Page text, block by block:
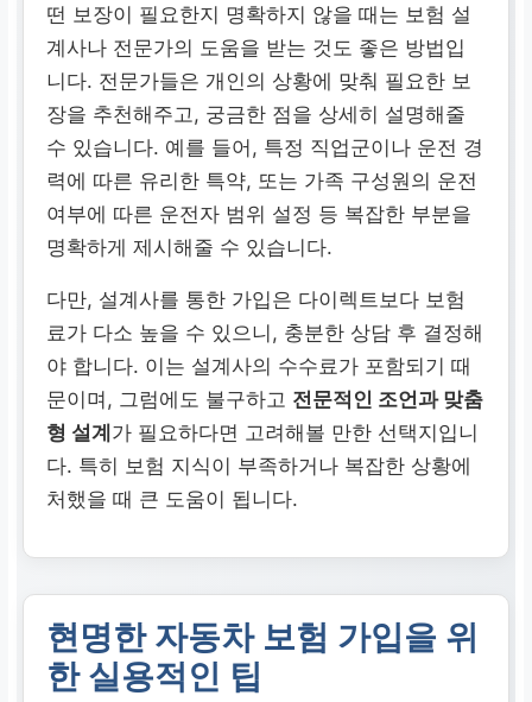
떤 보장이 필요한지 명확하지 않을 때는 보험 설
계사나 전문가의 도움을 받는 것도 좋은 방법입
니다. 전문가들은 개인의 상황에 맞춰 필요한 보
장을 추천해주고, 궁금한 점을 상세히 설명해줄
수 있습니다. 예를 들어, 특정 직업군이나 운전 경
력에 따른 유리한 특약, 또는 가족 구성원의 운전
여부에 따른 운전자 범위 설정 등 복잡한 부분을
명확하게 제시해줄 수 있습니다.
다만, 설계사를 통한 가입은 다이렉트보다 보험
료가 다소 높을 수 있으니, 충분한 상담 후 결정해
야 합니다. 이는 설계사의 수수료가 포함되기 때
문이며, 그럼에도 불구하고 전문적인 조언과 맞춤
형 설계가 필요하다면 고려해볼 만한 선택지입니
다. 특히 보험 지식이 부족하거나 복잡한 상황에
처했을 때 큰 도움이 됩니다.
현명한 자동차 보험 가입을 위
한 실용적인 팁